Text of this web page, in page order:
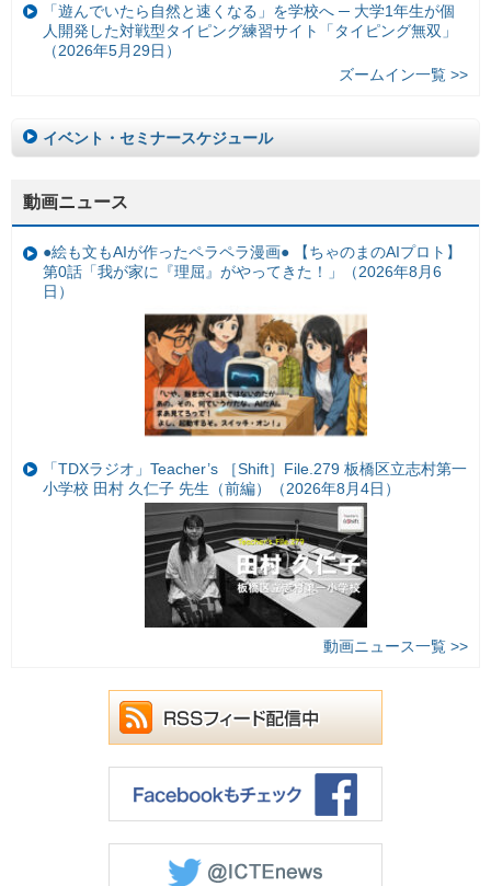
「遊んでいたら自然と速くなる」を学校へ ─ 大学1年生が個
人開発した対戦型タイピング練習サイト「タイピング無双」
（2026年5月29日）
ズームイン一覧 >>
イベント・セミナースケジュール
動画ニュース
●絵も文もAIが作ったペラペラ漫画● 【ちゃのまのAIプロト】
第0話「我が家に『理屈』がやってきた！」（2026年8月6
日）
「TDXラジオ」Teacher’s ［Shift］File.279 板橋区立志村第一
小学校 田村 久仁子 先生（前編）（2026年8月4日）
動画ニュース一覧 >>